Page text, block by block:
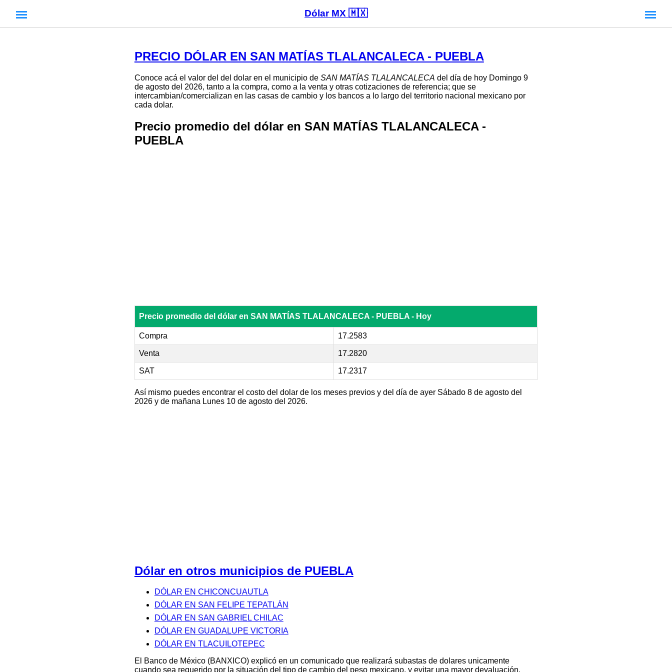
Dólar MX 🇲🇽
PRECIO DÓLAR EN SAN MATÍAS TLALANCALECA - PUEBLA
Conoce acá el valor del del dolar en el municipio de SAN MATÍAS TLALANCALECA del día de hoy Domingo 9
de agosto del 2026, tanto a la compra, como a la venta y otras cotizaciones de referencia; que se
intercambian/comercializan en las casas de cambio y los bancos a lo largo del territorio nacional mexicano por
cada dolar.
Precio promedio del dólar en SAN MATÍAS TLALANCALECA -
PUEBLA
Precio promedio del dólar en SAN MATÍAS TLALANCALECA - PUEBLA - Hoy
Compra 17.2583
Venta 17.2820
SAT 17.2317
Así mismo puedes encontrar el costo del dolar de los meses previos y del día de ayer Sábado 8 de agosto del
2026 y de mañana Lunes 10 de agosto del 2026.
Dólar en otros municipios de PUEBLA
DÓLAR EN CHICONCUAUTLA
DÓLAR EN SAN FELIPE TEPATLÁN
DÓLAR EN SAN GABRIEL CHILAC
DÓLAR EN GUADALUPE VICTORIA
DÓLAR EN TLACUILOTEPEC
El Banco de México (BANXICO) explicó en un comunicado que realizará subastas de dolares unicamente
cuando sea requerido por la situación del tipo de cambio del peso mexicano, y evitar una mayor devaluación.